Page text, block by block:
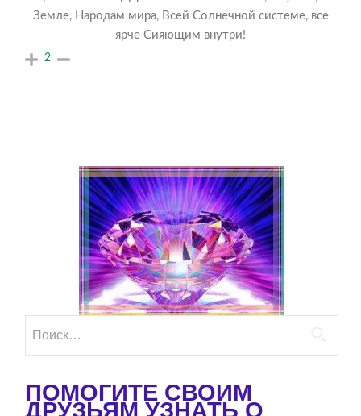
Земле, Народам мира, Всей Солнечной системе, все
ярче Сияющим внутри!
2
ПОМОГИТЕ СВОИМ
ДРУЗЬЯМ УЗНАТЬ О